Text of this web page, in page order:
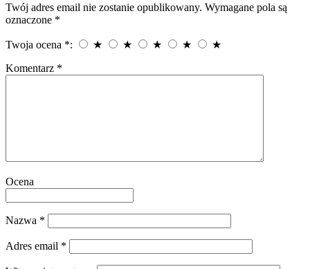
Twój adres email nie zostanie opublikowany. Wymagane pola są
oznaczone *
Twoja ocena *: ★ ★ ★ ★
★
Komentarz *
Ocena
Nazwa *
Adres email *